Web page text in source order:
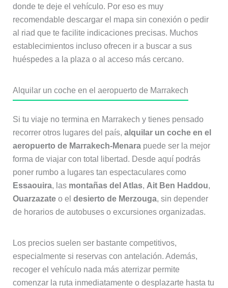
donde te deje el vehículo. Por eso es muy
recomendable descargar el mapa sin conexión o pedir
al riad que te facilite indicaciones precisas. Muchos
establecimientos incluso ofrecen ir a buscar a sus
huéspedes a la plaza o al acceso más cercano.
Alquilar un coche en el aeropuerto de Marrakech
Si tu viaje no termina en Marrakech y tienes pensado
recorrer otros lugares del país, alquilar un coche en el
aeropuerto de Marrakech-Menarapuede ser la mejor
forma de viajar con total libertad. Desde aquí podrás
poner rumbo a lugares tan espectaculares como
Essaouira, las montañas del Atlas, Ait Ben Haddou,
Ouarzazateo el desierto de Merzouga, sin depender
de horarios de autobuses o excursiones organizadas.
Los precios suelen ser bastante competitivos,
especialmente si reservas con antelación. Además,
recoger el vehículo nada más aterrizar permite
comenzar la ruta inmediatamente o desplazarte hasta tu